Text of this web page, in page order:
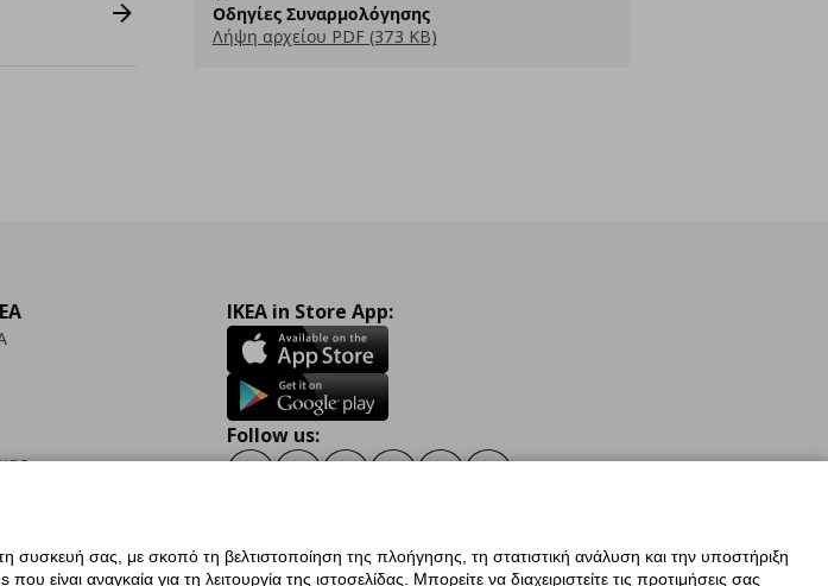
Οδηγίες Συναρμολόγησης
Λήψη αρχείου PDF (373 KB)
IKEA in Store App:
Follow us:
σας, με σκοπό τη βελτιστοποίηση της πλοήγησης, τη στατιστική ανάλυση και την υποστήριξη
αναγκαία για τη λειτουργία της ιστοσελίδας. Μπορείτε να διαχειριστείτε τις προτιμήσεις σας